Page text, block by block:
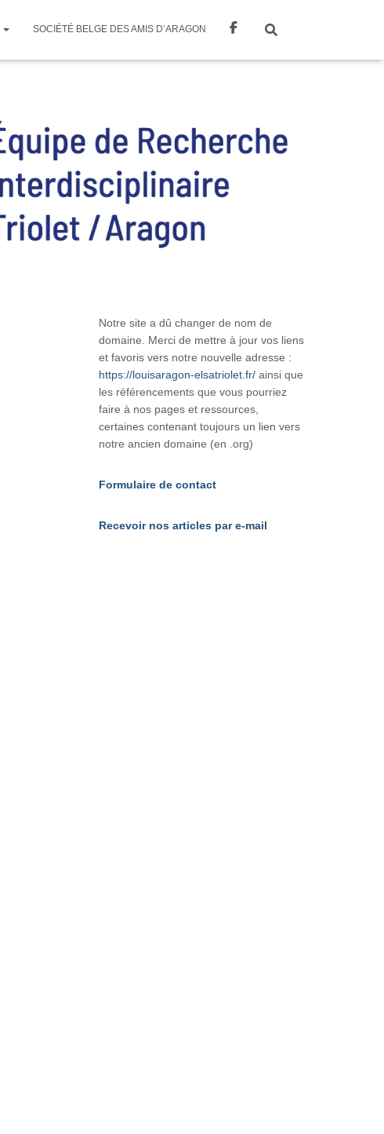
SOCIÉTÉ BELGE DES AMIS D’ARAGON
Notre site a dû changer de nom de
domaine. Merci de mettre à jour vos liens
et favoris vers notre nouvelle adresse :
https://louisaragon-elsatriolet.fr/ainsi que
les référencements que vous pourriez
faire à nos pages et ressources,
certaines contenant toujours un lien vers
notre ancien domaine (en .org)
Formulaire de contact
Recevoir nos articles par e-mail